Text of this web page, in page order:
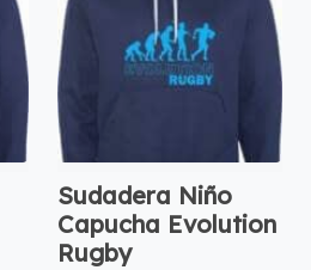
Sudadera Niño
Capucha Evolution
Rugby